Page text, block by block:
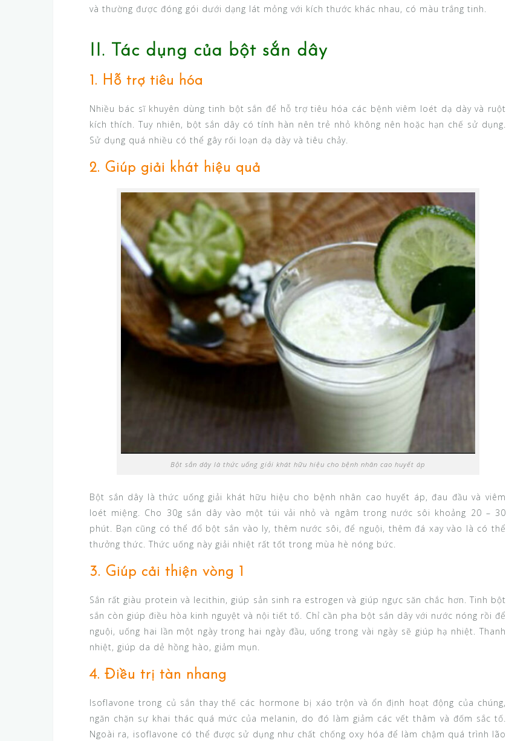
và thường được đóng gói dưới dạng lát mỏng với kích thước khác nhau, có màu trắng tinh.
II. Tác dụng của bột sắn dây
1. Hỗ trợ tiêu hóa
Nhiều bác sĩ khuyên dùng tinh bột sắn để hỗ trợ tiêu hóa các bệnh viêm loét dạ dày và ruột
kích thích. Tuy nhiên, bột sắn dây có tính hàn nên trẻ nhỏ không nên hoặc hạn chế sử dụng.
Sử dụng quá nhiều có thể gây rối loạn dạ dày và tiêu chảy.
2. Giúp giải khát hiệu quả
Bột sắn dây là thức uống giải khát hữu hiệu cho bệnh nhân cao huyết áp
Bột sắn dây là thức uống giải khát hữu hiệu cho bệnh nhân cao huyết áp, đau đầu và viêm
loét miệng. Cho 30g sắn dây vào một túi vải nhỏ và ngâm trong nước sôi khoảng 20 – 30
phút. Bạn cũng có thể đổ bột sắn vào ly, thêm nước sôi, để nguội, thêm đá xay vào là có thể
thưởng thức. Thức uống này giải nhiệt rất tốt trong mùa hè nóng bức.
3. Giúp cải thiện vòng 1
Sắn rất giàu protein và lecithin, giúp sản sinh ra estrogen và giúp ngực săn chắc hơn. Tinh bột
sắn còn giúp điều hòa kinh nguyệt và nội tiết tố. Chỉ cần pha bột sắn dây với nước nóng rồi để
nguội, uống hai lần một ngày trong hai ngày đầu, uống trong vài ngày sẽ giúp hạ nhiệt. Thanh
nhiệt, giúp da dẻ hồng hào, giảm mụn.
4. Điều trị tàn nhang
Isoflavone trong củ sắn thay thế các hormone bị xáo trộn và ổn định hoạt động của chúng,
ngăn chặn sự khai thác quá mức của melanin, do đó làm giảm các vết thâm và đốm sắc tố.
Ngoài ra, isoflavone có thể được sử dụng như chất chống oxy hóa để làm chậm quá trình lão